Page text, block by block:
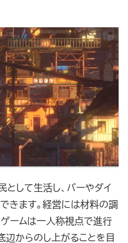
として生活し、バーやダイ
きます。経営には材料の調
ームは一人称視点で進行
辺からのし上がることを目